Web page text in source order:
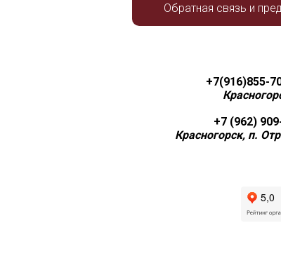
Обратная связь и
+7(916)855-
+7 (962)
Красногорск, п.